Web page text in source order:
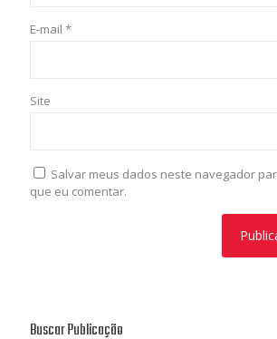
E-mail *
Site
Salvar meus dados neste navegador
que eu comentar.
Buscar Publicação